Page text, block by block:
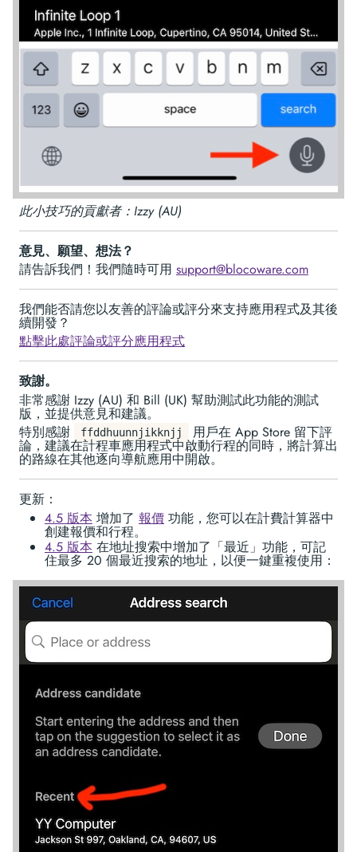
此小技巧的貢獻者：Izzy (AU)
意見、願望、想法？
請告訴我們！我們隨時可用 support@blocoware.com
我們能否請您以友善的評論或評分來支持應用程式及其後
續開發？
點擊此處評論或評分應用程式
致謝。
非常感謝 Izzy (AU) 和 Bill (UK) 幫助測試此功能的測試
版，並提供意見和建議。
特別感謝
ffddhuunnjikknjj 用戶在 App Store 留下評
論，建議在計程車應用程式中啟動行程的同時，將計算出
的路線在其他逐向導航應用中開啟。
更新：
4.5 版本 增加了 報價 功能，您可以在計費計算器中
創建報價和行程。
4.5 版本 在地址搜索中增加了「最近」功能，可記
住最多 20 個最近搜索的地址，以便一鍵重複使用：